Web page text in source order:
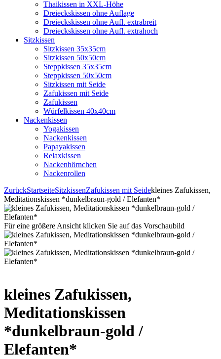
Thaikissen in XXL-Höhe
Dreieckskissen ohne Auflage
Dreieckskissen ohne Aufl. extrabreit
Dreieckskissen ohne Aufl. extrahoch
Sitzkissen
Sitzkissen 35x35cm
Sitzkissen 50x50cm
Steppkissen 35x35cm
Steppkissen 50x50cm
Sitzkissen mit Seide
Zafukissen mit Seide
Zafukissen
Würfelkissen 40x40cm
Nackenkissen
Yogakissen
Nackenkissen
Papayakissen
Relaxkissen
Nackenhörnchen
Nackenrollen
ZurückStartseiteSitzkissenZafukissen mit Seidekleines Zafukissen,
Meditationskissen *dunkelbraun-gold / Elefanten*
Für eine größere Ansicht klicken Sie auf das Vorschaubild
kleines Zafukissen,
Meditationskissen
*dunkelbraun-gold /
Elefanten*